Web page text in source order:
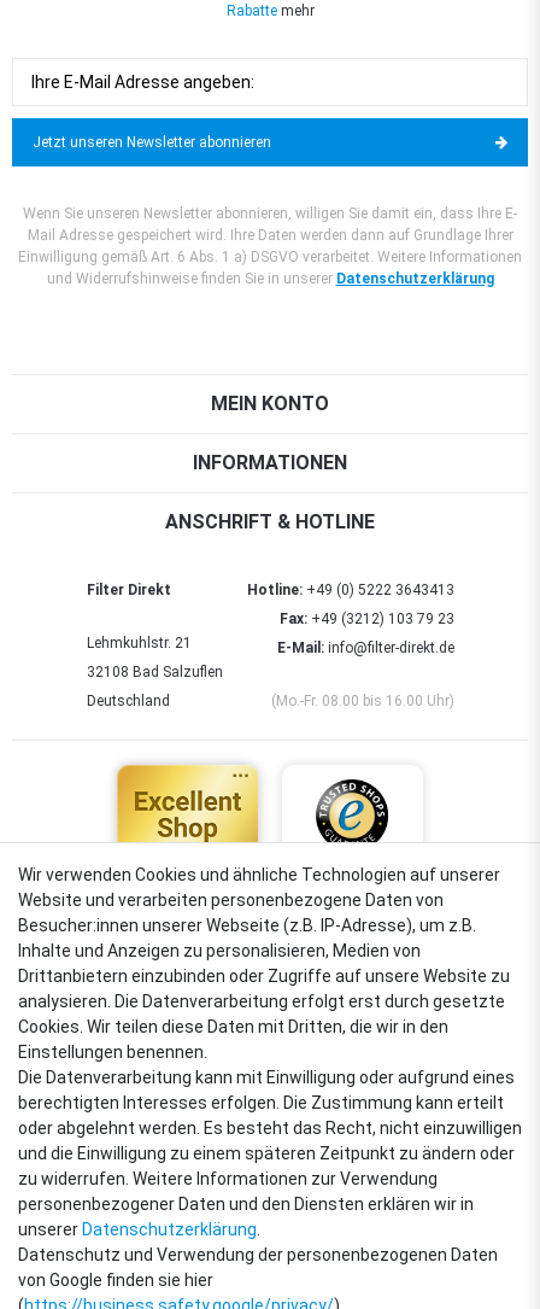
Rabattemehr
Jetzt unseren Newsletter abonnieren
Wenn Sie unseren Newsletter abonnieren, willigen Sie damit ein, dass Ihre E-
Mail Adresse gespeichert wird. Ihre Daten werden dann auf Grundlage Ihrer
Einwilligung gemäß Art. 6 Abs. 1 a) DSGVO verarbeitet. Weitere Informationen
und Widerrufshinweise finden Sie in unserer Datenschutzerklärung
MEIN KONTO
INFORMATIONEN
ANSCHRIFT & HOTLINE
Filter Direkt
Lehmkuhlstr. 21
32108 Bad Salzuflen
Deutschland
Hotline:+49 (0) 5222 3643413
Fax:+49 (3212) 103 79 23
E-Mail:info@filter-direkt.de
(Mo.-Fr. 08.00 bis 16.00 Uhr)
4,88
Sehr gut
VERSANDARTEN
ZAHLUNGSARTEN
Wir verwenden Cookies und ähnliche Technologien auf unserer
Website und verarbeiten personenbezogene Daten von
Besucher:innen unserer Webseite (z.B. IP-Adresse), um z.B.
Inhalte und Anzeigen zu personalisieren, Medien von
Drittanbietern einzubinden oder Zugriffe auf unsere Website zu
analysieren. Die Datenverarbeitung erfolgt erst durch gesetzte
Cookies. Wir teilen diese Daten mit Dritten, die wir in den
Einstellungen benennen.
Die Datenverarbeitung kann mit Einwilligung oder aufgrund eines
berechtigten Interesses erfolgen. Die Zustimmung kann erteilt
oder abgelehnt werden. Es besteht das Recht, nicht einzuwilligen
und die Einwilligung zu einem späteren Zeitpunkt zu ändern oder
zu widerrufen. Weitere Informationen zur Verwendung
personenbezogener Daten und den Diensten erklären wir in
unserer Daten­schutz­erklärung
Datenschutz und Verwendung der personenbezogenen Daten
von Google finden sie hier